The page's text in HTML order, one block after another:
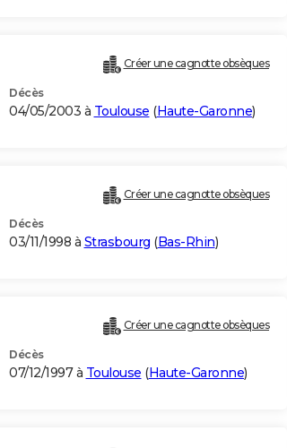
Créer une cagnotte obsèques
Décès
04/05/2003 à Toulouse (Haute-Garonne)
Créer une cagnotte obsèques
Décès
03/11/1998 à Strasbourg (Bas-Rhin)
Créer une cagnotte obsèques
Décès
07/12/1997 à Toulouse (Haute-Garonne)